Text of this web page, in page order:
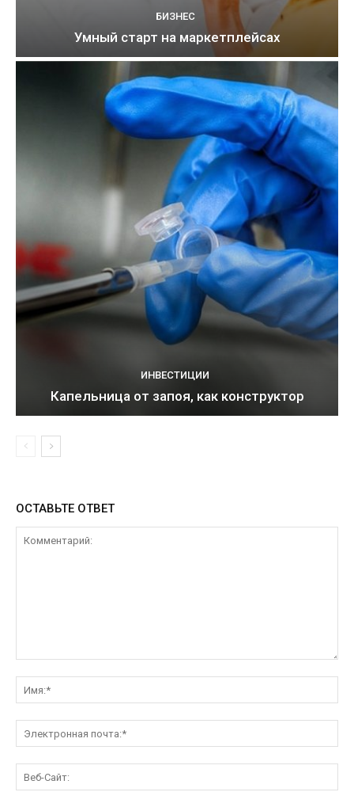
БИЗНЕС
Умный старт на маркетплейсах
ИНВЕСТИЦИИ
Капельница от запоя, как конструктор
ОСТАВЬТЕ ОТВЕТ